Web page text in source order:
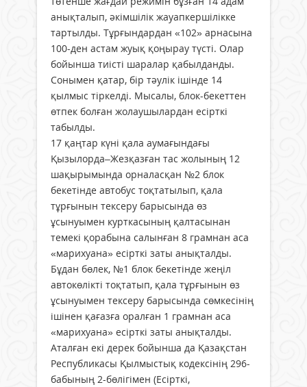
анықталып, әкімшілік жауапкершілікке
тартылды. Тұрғындардан «102» арнасына
100-ден астам жуық қоңырау түсті. Олар
бойынша тиісті шаралар қабылданды.
Сонымен қатар, бір тәулік ішінде 14
қылмыс тіркелді. Мысалы, блок-бекеттен
өтпек болған жолаушылардан есірткі
табылды.
17 қаңтар күні қала аумағындағы
Қызылорда–Жезқазған тас жолының 12
шақырымында орналасқан №2 блок
бекетінде автобус тоқтатылып, қала
тұрғынын тексеру барысында өз
ұсынуымен курткасының қалтасынан
темекі қорабына салынған 8 грамнан аса
«марихуана» есірткі заты анықталды.
Бұдан бөлек, №1 блок бекетінде жеңіл
автокөлікті тоқтатып, қала тұрғынын өз
ұсынуымен тексеру барысында сөмкесінің
ішінен қағазға оралған 1 грамнан аса
«марихуана» есірткі заты анықталды.
Аталған екі дерек бойынша да Қазақстан
Республикасы Қылмыстық кодексінің 296-
бабының 2-бөлігімен (Есiрткi,